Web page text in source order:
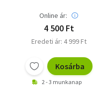
Online ár:
4 500 Ft
Eredeti ár: 4 999 Ft
Kosárba
2 - 3 munkanap